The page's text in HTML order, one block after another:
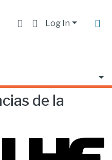
Log In
de la